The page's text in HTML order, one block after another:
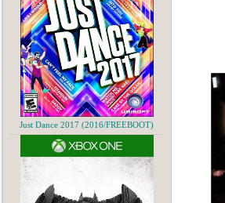
Just Dance 2017 (2016/FREEBOOT)